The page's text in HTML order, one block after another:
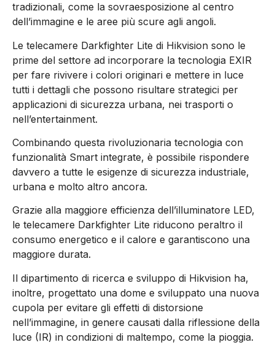
tradizionali, come la sovraesposizione al centro
dell’immagine e le aree più scure agli angoli.
Le telecamere Darkfighter Lite di Hikvision sono le
prime del settore ad incorporare la tecnologia EXIR
per fare rivivere i colori originari e mettere in luce
tutti i dettagli che possono risultare strategici per
applicazioni di sicurezza urbana, nei trasporti o
nell’entertainment.
Combinando questa rivoluzionaria tecnologia con
funzionalità Smart integrate, è possibile rispondere
davvero a tutte le esigenze di sicurezza industriale,
urbana e molto altro ancora.
Grazie alla maggiore efficienza dell’illuminatore LED,
le telecamere Darkfighter Lite riducono peraltro il
consumo energetico e il calore e garantiscono una
maggiore durata.
Il dipartimento di ricerca e sviluppo di Hikvision ha,
inoltre, progettato una dome e sviluppato una nuova
cupola per evitare gli effetti di distorsione
nell’immagine, in genere causati dalla riflessione della
luce (IR) in condizioni di maltempo, come la pioggia.